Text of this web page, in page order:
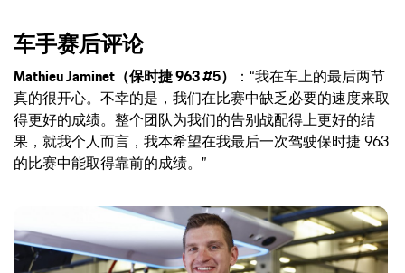
车手赛后评论
Mathieu Jaminet（保时捷 963 #5）
：“我在车上的最后两节
真的很开心。不幸的是，我们在比赛中缺乏必要的速度来取
得更好的成绩。整个团队为我们的告别战配得上更好的结
果，就我个人而言，我本希望在我最后一次驾驶保时捷 963
的比赛中能取得靠前的成绩。”